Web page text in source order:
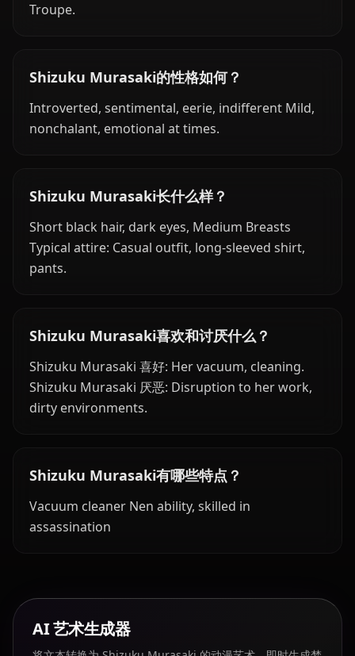
Troupe.
Shizuku Murasaki的性格如何？
Introverted, sentimental, eerie, indifferent Mild,
nonchalant, emotional at times.
Shizuku Murasaki长什么样？
Short black hair, dark eyes, Medium Breasts
Typical attire: Casual outfit, long-sleeved shirt,
pants.
Shizuku Murasaki喜欢和讨厌什么？
Shizuku Murasaki 喜好: Her vacuum, cleaning.
Shizuku Murasaki 厌恶: Disruption to her work,
dirty environments.
Shizuku Murasaki有哪些特点？
Vacuum cleaner Nen ability, skilled in
assassination
AI 艺术生成器